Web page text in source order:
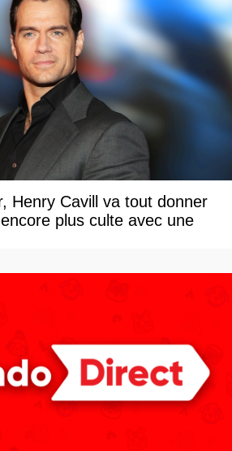
Henry Cavill va tout donner
plus culte avec une